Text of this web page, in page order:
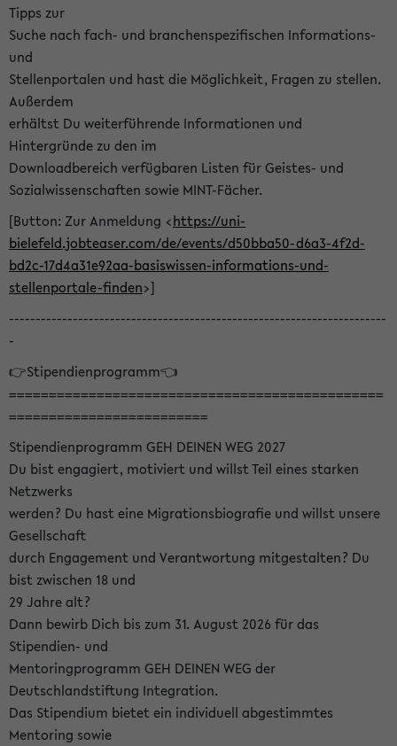
Tipps zur
Suche nach fach- und branchenspezifischen Informations-
und
Stellenportalen und hast die Möglichkeit, Fragen zu stellen.
Außerdem
erhältst Du weiterführende Informationen und
Hintergründe zu den im
Downloadbereich verfügbaren Listen für Geistes- und
Sozialwissenschaften sowie MINT-Fächer.
[Button: Zur Anmeldung <https://uni-
bielefeld.jobteaser.com/de/events/d50bba50-d6a3-4f2d-
bd2c-17d4a31e92aa-basiswissen-informations-und-
stellenportale-finden>]
-----------------------------------------------------------------------
-
👉Stipendienprogramm👈
===============================================
=========================
Stipendienprogramm GEH DEINEN WEG 2027
Du bist engagiert, motiviert und willst Teil eines starken
Netzwerks
werden? Du hast eine Migrationsbiografie und willst unsere
Gesellschaft
durch Engagement und Verantwortung mitgestalten? Du
bist zwischen 18 und
29 Jahre alt?
Dann bewirb Dich bis zum 31. August 2026 für das
Stipendien- und
Mentoringprogramm GEH DEINEN WEG der
Deutschlandstiftung Integration.
Das Stipendium bietet ein individuell abgestimmtes
Mentoring sowie